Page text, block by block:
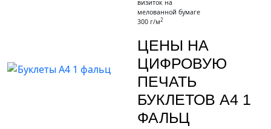
визиток на
мелованной бумаге
300 г/м2
ЦЕНЫ НА
ЦИФРОВУЮ
ПЕЧАТЬ
БУКЛЕТОВ А4 1
ФАЛЬЦ